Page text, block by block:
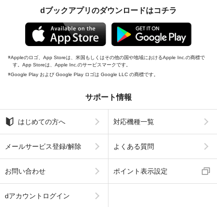
dブックアプリのダウンロードはコチラ
Appleのロゴ、App Storeは、米国もしくはその他の国や地域におけるApple Inc.の商標で
す。App Storeは、Apple Inc.のサービスマークです。
Google Play および Google Play ロゴは Google LLC の商標です。
サポート情報
はじめての方へ 対応機種一覧
メールサービス登録/解除 よくある質問
お問い合わせ ポイント表示設定
dアカウントログイン